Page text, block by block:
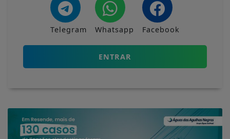
Telegram Whatsapp Facebook
ENTRAR